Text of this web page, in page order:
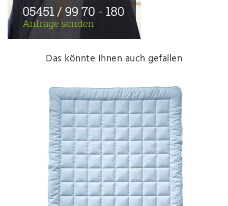
Das könnte Ihnen auch gefallen